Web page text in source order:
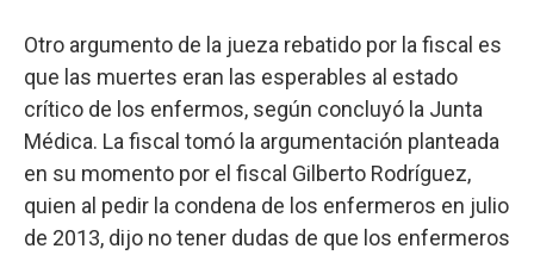
Otro argumento de la jueza rebatido por la fiscal es
que las muertes eran las esperables al estado
crítico de los enfermos, según concluyó la Junta
Médica. La fiscal tomó la argumentación planteada
en su momento por el fiscal Gilberto Rodríguez,
quien al pedir la condena de los enfermeros en julio
de 2013, dijo no tener dudas de que los enfermeros